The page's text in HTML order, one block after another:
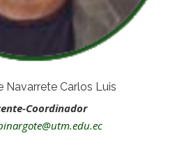
Navarrete Carlos Luis
Coordinador